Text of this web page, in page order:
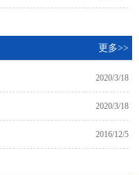
更多>>
2020/3/18
2020/3/18
2016/12/5